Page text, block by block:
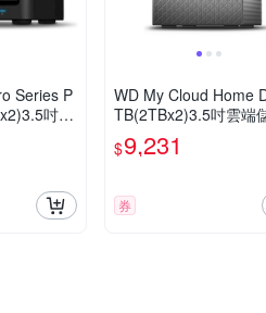
Series P
吋雲
WD My Cloud Home
TB(2TBx2)3.5吋雲端
統
$9,231
券